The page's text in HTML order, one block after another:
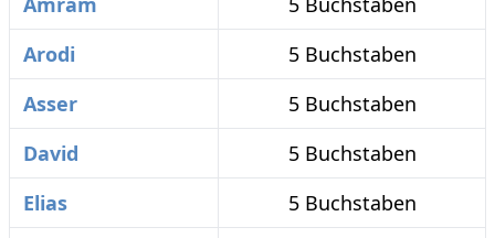
Arodi
5 Buchstaben
Asser
5 Buchstaben
David
5 Buchstaben
Elias
5 Buchstaben